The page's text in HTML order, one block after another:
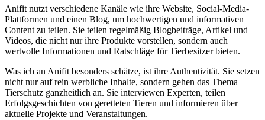
Anifit nutzt verschiedene Kanäle wie ihre Website, Social-Media-
Plattformen und einen Blog, um hochwertigen und informativen
Content zu teilen. Sie teilen regelmäßig Blogbeiträge, Artikel und
Videos, die nicht nur ihre Produkte vorstellen, sondern auch
wertvolle Informationen und Ratschläge für Tierbesitzer bieten.
Was ich an Anifit besonders schätze, ist ihre Authentizität. Sie setzen
nicht nur auf rein werbliche Inhalte, sondern gehen das Thema
Tierschutz ganzheitlich an. Sie interviewen Experten, teilen
Erfolgsgeschichten von geretteten Tieren und informieren über
aktuelle Projekte und Veranstaltungen.